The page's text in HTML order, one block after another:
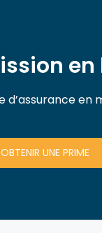
en
en
OBTENIR UNE PRIME